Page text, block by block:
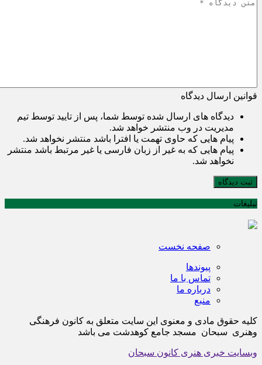
قوانین ارسال دیدگاه
دیدگاه های ارسال شده توسط شما، پس از تایید توسط تیم
مدیریت در وب منتشر خواهد شد.
پیام هایی که حاوی تهمت یا افترا باشد منتشر نخواهد شد.
پیام هایی که به غیر از زبان فارسی یا غیر مرتبط باشد منتشر
نخواهد شد.
ثبت دیدگاه
تبلیغات
صفحه نخست
پیوندها
تماس با ما
درباره ما
منبع
کلیه حقوق مادی و معنوی این سایت متعلق به کانون فرهنگی
وهنری سبحان مسجد جامع کوهدشت می باشد
وبسایت خبری هنری کانون سبحان